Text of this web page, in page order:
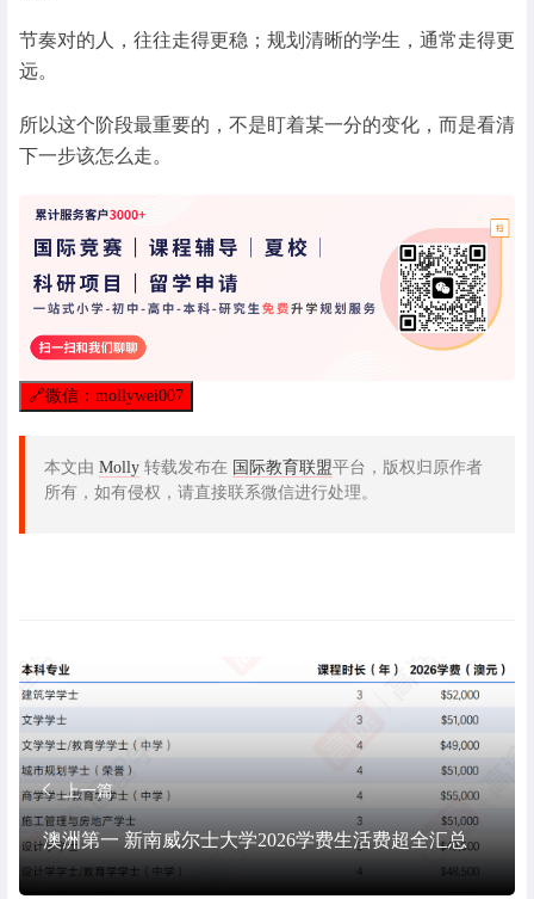
节奏对的人，往往走得更稳；规划清晰的学生，通常走得更
远。
所以这个阶段最重要的，不是盯着某一分的变化，而是看清
下一步该怎么走。
🔗微信：mollywei007
本文由 Molly 转载发布在 国际教育联盟平台，版权归原作者
所有，如有侵权，请直接联系微信进行处理。
上一篇
澳洲第一 新南威尔士大学2026学费生活费超全汇总